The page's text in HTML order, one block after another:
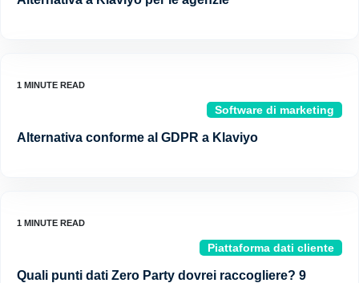
Software di marketing
Alternativa conforme al GDPR a Klaviyo
Piattaforma dati cliente
Quali punti dati Zero Party dovrei raccogliere? 9